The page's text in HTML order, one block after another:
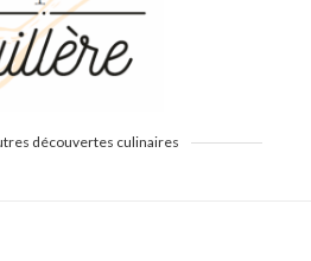
découvertes culinaires